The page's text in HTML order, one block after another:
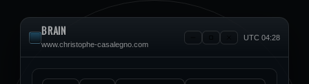
BRAIN
www.christophe-casalegno.com
UTC 04:28